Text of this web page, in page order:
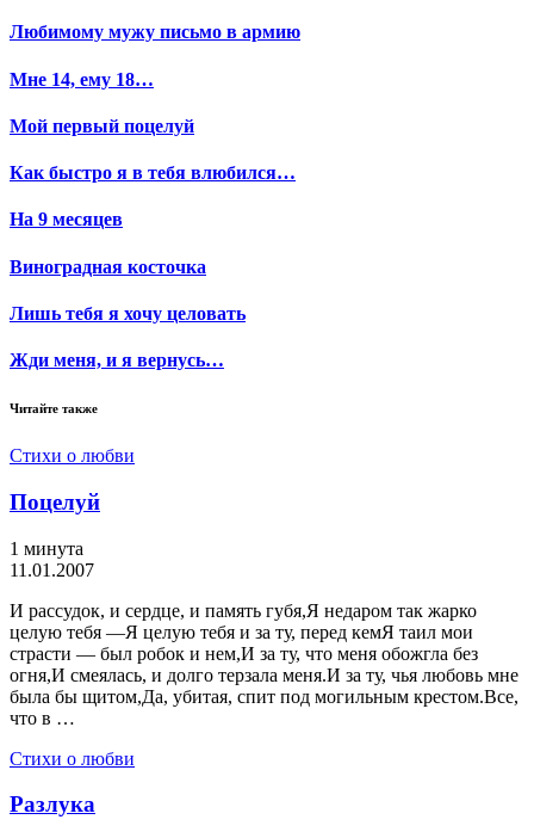
Любимому мужу письмо в армию
Мне 14, ему 18…
Мой первый поцелуй
Как быстро я в тебя влюбился…
На 9 месяцев
Виноградная косточка
Лишь тебя я хочу целовать
Жди меня, и я вернусь…
Читайте также
Стихи о любви
Поцелуй
1 минута
11.01.2007
И рассудок, и сердце, и память губя,Я недаром так жарко
целую тебя —Я целую тебя и за ту, перед кемЯ таил мои
страсти — был робок и нем,И за ту, что меня обожгла без
огня,И смеялась, и долго терзала меня.И за ту, чья любовь мне
была бы щитом,Да, убитая, спит под могильным крестом.Все,
что в …
Стихи о любви
Разлука